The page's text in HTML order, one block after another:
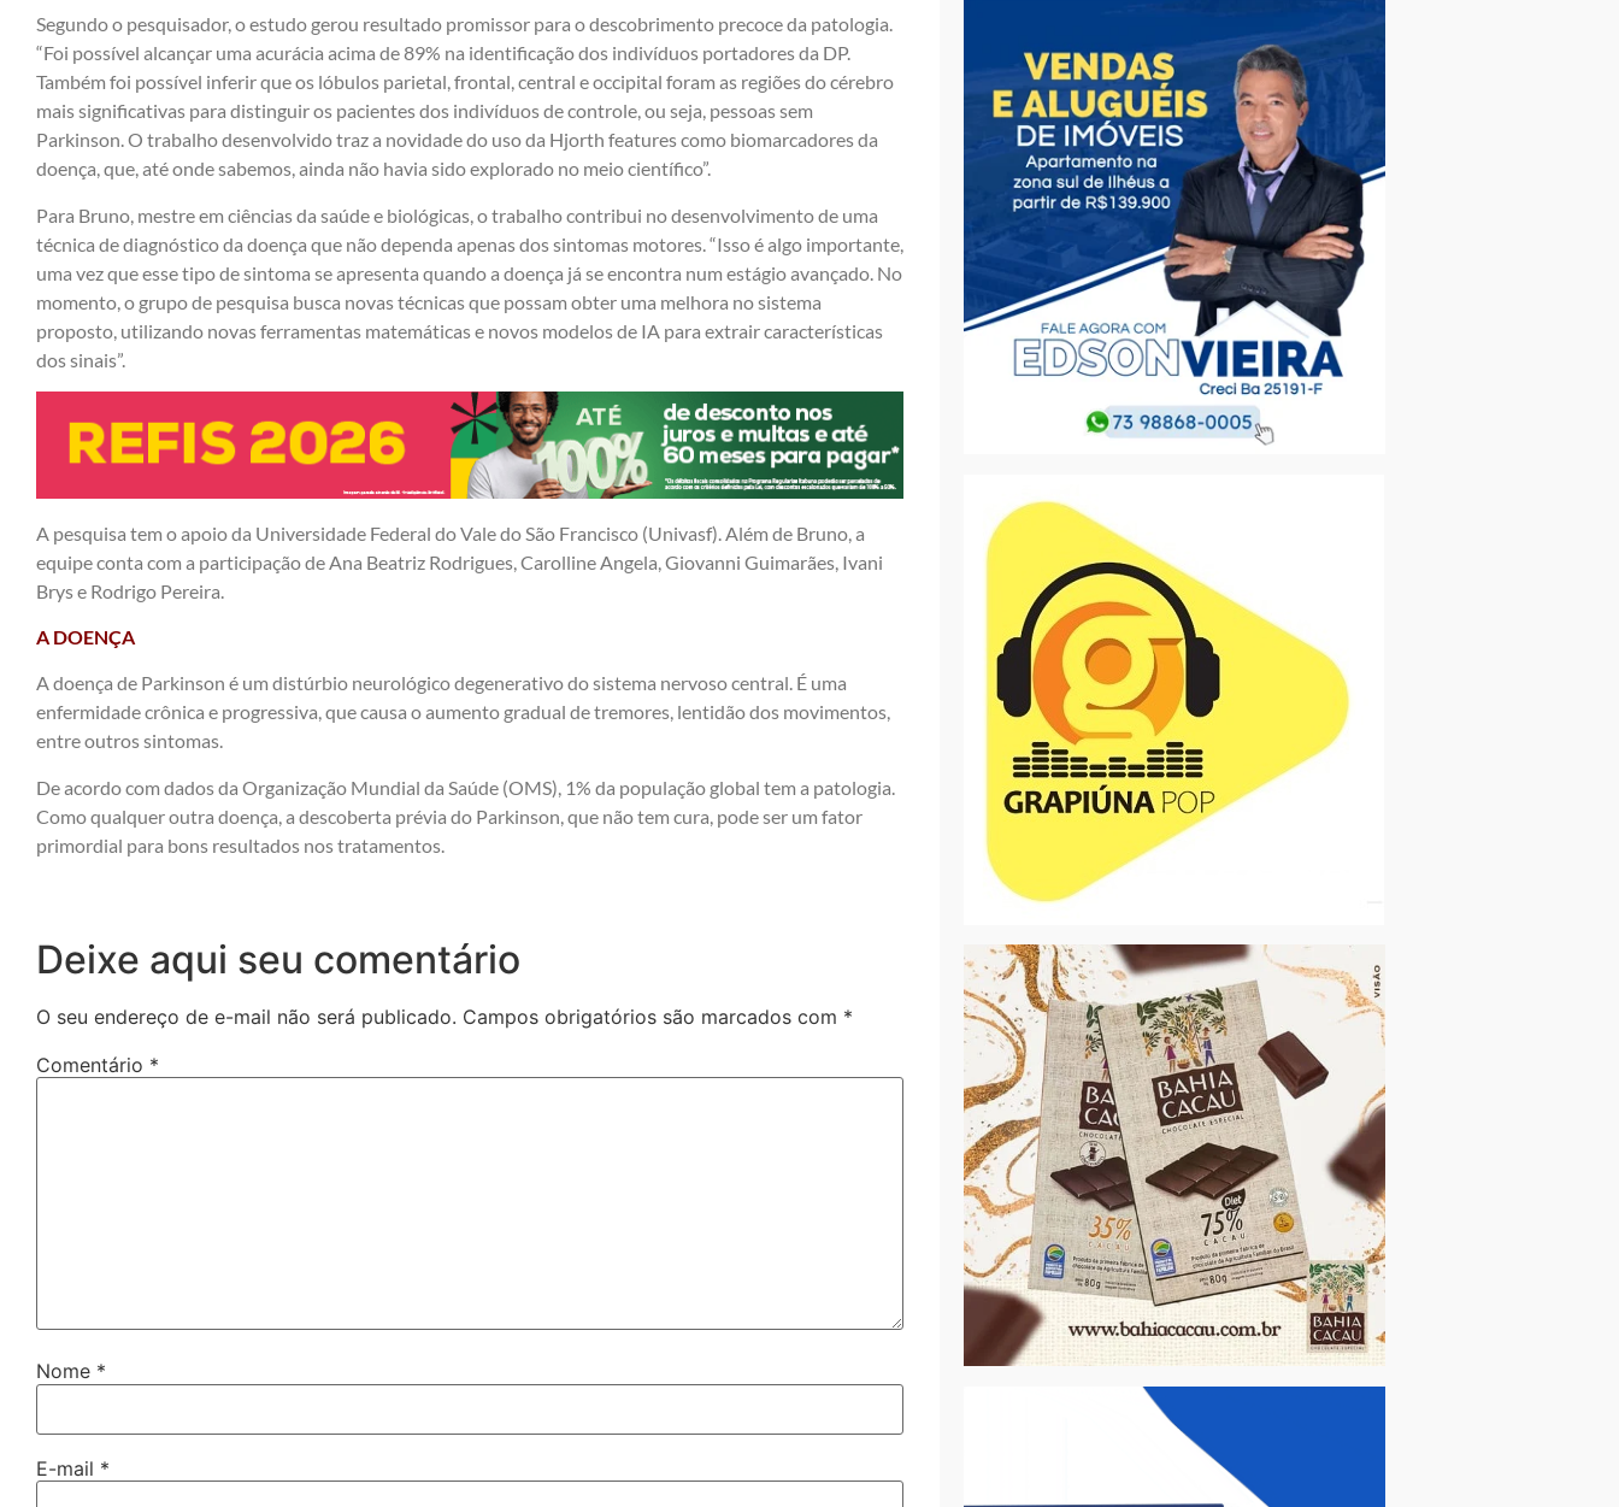
Segundo o pesquisador, o estudo gerou resultado promissor para o descobrimento precoce da patologia.
“Foi possível alcançar uma acurácia acima de 89% na identificação dos indivíduos portadores da DP.
Também foi possível inferir que os lóbulos parietal, frontal, central e occipital foram as regiões do cérebro
mais significativas para distinguir os pacientes dos indivíduos de controle, ou seja, pessoas sem
Parkinson. O trabalho desenvolvido traz a novidade do uso da Hjorth features como biomarcadores da
doença, que, até onde sabemos, ainda não havia sido explorado no meio científico”.
Para Bruno, mestre em ciências da saúde e biológicas, o trabalho contribui no desenvolvimento de uma
técnica de diagnóstico da doença que não dependa apenas dos sintomas motores. “Isso é algo importante,
uma vez que esse tipo de sintoma se apresenta quando a doença já se encontra num estágio avançado. No
momento, o grupo de pesquisa busca novas técnicas que possam obter uma melhora no sistema
proposto, utilizando novas ferramentas matemáticas e novos modelos de IA para extrair características
dos sinais”.
A pesquisa tem o apoio da Universidade Federal do Vale do São Francisco (Univasf). Além de Bruno, a
equipe conta com a participação de Ana Beatriz Rodrigues, Carolline Angela, Giovanni Guimarães, Ivani
Brys e Rodrigo Pereira.
A DOENÇA
A doença de Parkinson é um distúrbio neurológico degenerativo do sistema nervoso central. É uma
enfermidade crônica e progressiva, que causa o aumento gradual de tremores, lentidão dos movimentos,
entre outros sintomas.
De acordo com dados da Organização Mundial da Saúde (OMS), 1% da população global tem a patologia.
Como qualquer outra doença, a descoberta prévia do Parkinson, que não tem cura, pode ser um fator
primordial para bons resultados nos tratamentos.
Deixe aqui seu comentário
O seu endereço de e-mail não será publicado. Campos obrigatórios são marcados com *
Comentário *
Nome *
E-mail *